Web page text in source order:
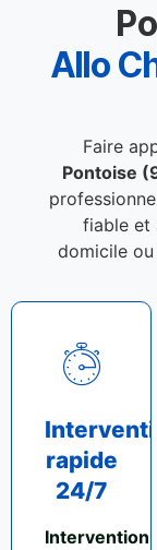
Allo
Faire
Pontoise
fiable et
domicile
rapide
24/7
Intervention